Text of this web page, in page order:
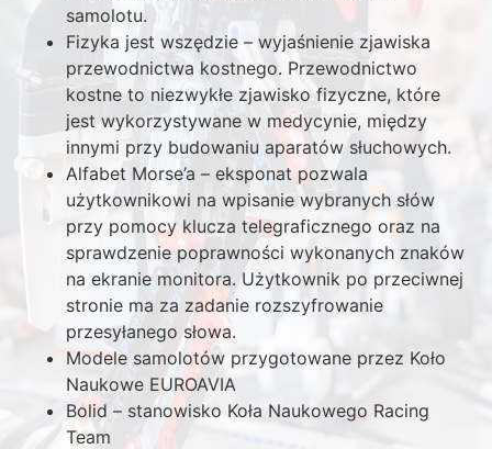
samolotu.
Fizyka jest wszędzie – wyjaśnienie zjawiska
przewodnictwa kostnego. Przewodnictwo
kostne to niezwykłe zjawisko fizyczne, które
jest wykorzystywane w medycynie, między
innymi przy budowaniu aparatów słuchowych.
Alfabet Morse’a – eksponat pozwala
użytkownikowi na wpisanie wybranych słów
przy pomocy klucza telegraficznego oraz na
sprawdzenie poprawności wykonanych znaków
na ekranie monitora. Użytkownik po przeciwnej
stronie ma za zadanie rozszyfrowanie
przesyłanego słowa.
Modele samolotów przygotowane przez Koło
Naukowe EUROAVIA
Bolid – stanowisko Koła Naukowego Racing
Team